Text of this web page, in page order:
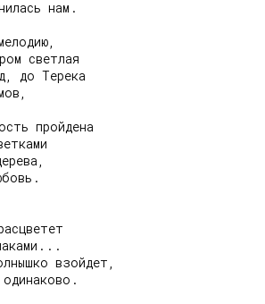
нам.
светлая
до Терека
пройдена